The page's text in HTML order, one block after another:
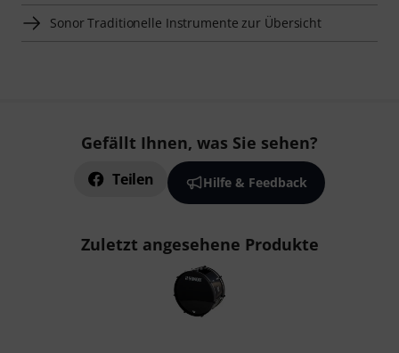
Sonor Traditionelle Instrumente zur Übersicht
Gefällt Ihnen, was Sie sehen?
Teilen Hilfe & Feedback
Zuletzt angesehene Produkte